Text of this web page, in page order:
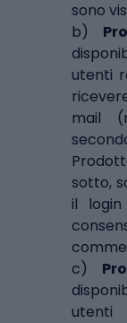
sono
b)
utenti
mail
sotto,
il
c)
utenti